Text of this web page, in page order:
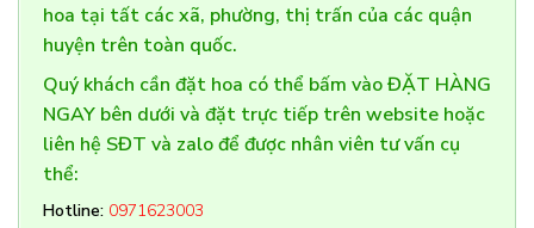
hoa tại tất các xã, phường, thị trấn của các quận
huyện trên toàn quốc.
Quý khách cần đặt hoa có thể bấm vào ĐẶT HÀNG
NGAY bên dưới và đặt trực tiếp trên website hoặc
liên hệ SĐT và zalo để được nhân viên tư vấn cụ
thể:
Hotline: 0971623003